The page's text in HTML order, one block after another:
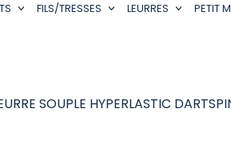
FILS/TRESSES LEURRES PETIT
SOUPLE HYPERLASTIC